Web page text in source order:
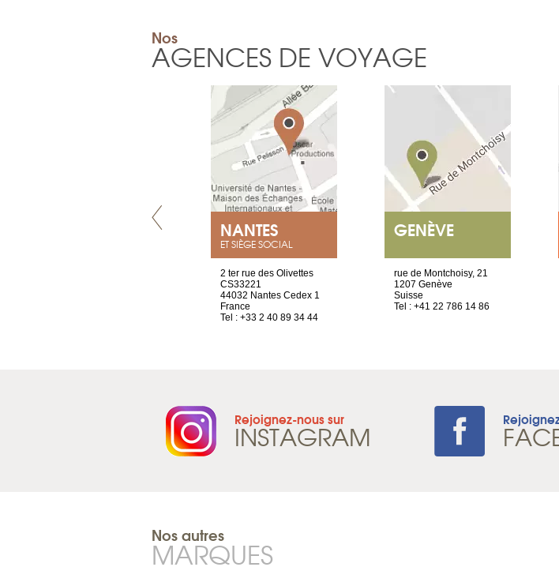
Nos
AGENCES DE VOYAGE
NANTES
ET SIÈGE SOCIAL
2 ter rue des Olivettes
CS33221
44032 Nantes Cedex 1
France
Tel : +33 2 40 89 34 44
GENÈVE
rue de Montchoisy, 21
1207 Genève
Suisse
Tel : +41 22 786 14 86
Rejoignez-nous sur
INSTAGRAM
Nos autres
MARQUES